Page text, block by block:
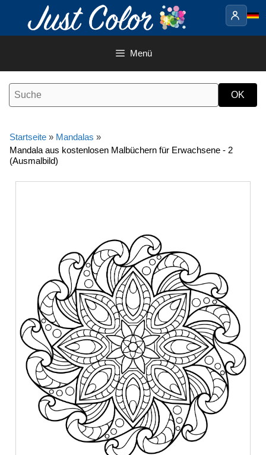
Inhalt
Menü
Startseite » Mandalas »
Mandala aus kostenlosen Malbüchern für Erwachsene - 2
(Ausmalbild)